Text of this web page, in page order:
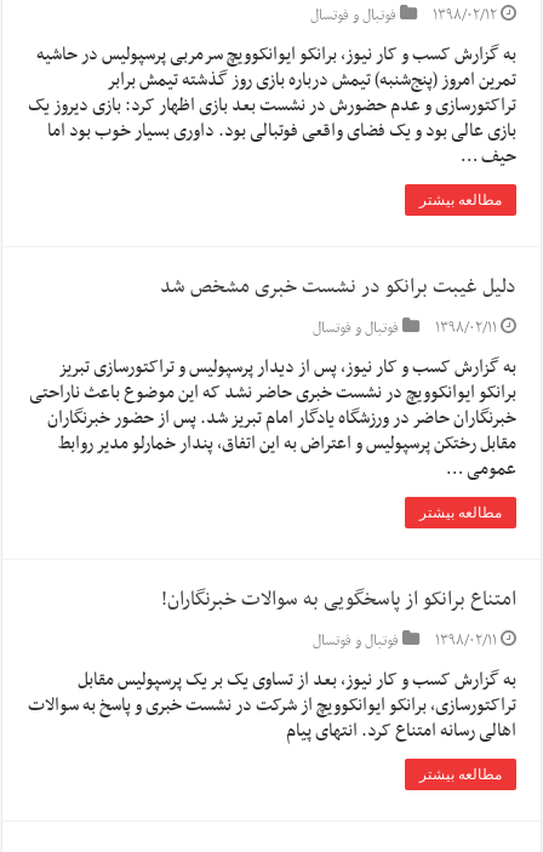
۱۳۹۸/۰۲/۱۲ فوتبال و فوتسال
به گزارش کسب و کار نیوز، برانکو ایوانکوویچ سرمربی پرسپولیس در حاشیه
تمرین امروز (پنج‌شنبه) تیمش درباره بازی روز گذشته تیمش برابر
تراکتورسازی و عدم حضورش در نشست بعد بازی اظهار کرد: بازی دیروز یک
بازی عالی بود و یک فضای واقعی فوتبالی بود. داوری بسیار خوب بود اما
حیف …
مطالعه بیشتر
دلیل غیبت برانکو در نشست خبری مشخص شد
۱۳۹۸/۰۲/۱۱ فوتبال و فوتسال
به گزارش کسب و کار نیوز، پس از دیدار پرسپولیس و تراکتورسازی تبریز
برانکو ایوانکوویچ در نشست خبری حاضر نشد که این موضوع باعث ناراحتی
خبرنگاران حاضر در ورزشگاه یادگار امام تبریز شد. پس از حضور خبرنگاران
مقابل رختکن پرسپولیس و اعتراض به این اتفاق، پندار خمارلو مدیر روابط
عمومی …
مطالعه بیشتر
امتناع برانکو از پاسخگویی به سوالات خبرنگاران!
۱۳۹۸/۰۲/۱۱ فوتبال و فوتسال
به گزارش کسب و کار نیوز، بعد از تساوی یک بر یک پرسپولیس مقابل
تراکتورسازی، برانکو ایوانکوویچ از شرکت در نشست خبری و پاسخ به سوالات
اهالی رسانه امتناع کرد. انتهای پیام
مطالعه بیشتر